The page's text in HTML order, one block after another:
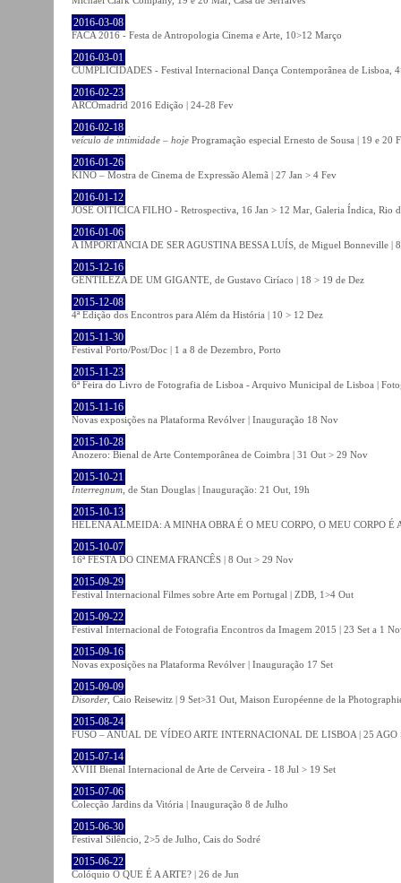
2016-03-08
FACA 2016 - Festa de Antropologia Cinema e Arte, 10>12 Março
2016-03-01
CUMPLICIDADES - Festival Internacional Dança Contemporânea de Lisboa,
2016-02-23
ARCOmadrid 2016 Edição | 24-28 Fev
2016-02-18
veículo de intimidade – hoje Programação especial Ernesto de Sousa | 19 e 20
2016-01-26
KINO – Mostra de Cinema de Expressão Alemã | 27 Jan > 4 Fev
2016-01-12
JOSÉ OITICICA FILHO - Retrospectiva, 16 Jan > 12 Mar, Galeria Índica, Rio
2016-01-06
A IMPORTÂNCIA DE SER AGUSTINA BESSA LUÍS, de Miguel Bonneville |
2015-12-16
GENTILEZA DE UM GIGANTE, de Gustavo Ciríaco | 18 > 19 de Dez
2015-12-08
4ª Edição dos Encontros para Além da História | 10 > 12 Dez
2015-11-30
Festival Porto/Post/Doc | 1 a 8 de Dezembro, Porto
2015-11-23
6ª Feira do Livro de Fotografia de Lisboa - Arquivo Municipal de Lisboa |
2015-11-16
Novas exposições na Plataforma Revólver | Inauguração 18 Nov
2015-10-28
Anozero: Bienal de Arte Contemporânea de Coimbra | 31 Out > 29 Nov
2015-10-21
Interregnum , de Stan Douglas | Inauguração: 21 Out, 19h
2015-10-13
HELENA ALMEIDA: A MINHA OBRA É O MEU CORPO, O MEU CORPO É
2015-10-07
16ª FESTA DO CINEMA FRANCÊS | 8 Out > 29 Nov
2015-09-29
Festival Internacional Filmes sobre Arte em Portugal | ZDB, 1>4 Out
2015-09-22
Festival Internacional de Fotografia Encontros da Imagem 2015 | 23 Set a 1
2015-09-16
Novas exposições na Plataforma Revólver | Inauguração 17 Set
2015-09-09
Disorder, Caio Reisewitz | 9 Set>31 Out, Maison Européenne de la
2015-08-24
FUSO – ANUAL DE VÍDEO ARTE INTERNACIONAL DE LISBOA | 25 AGO
2015-07-14
XVIII Bienal Internacional de Arte de Cerveira - 18 Jul > 19 Set
2015-07-06
Colecção Jardins da Vitória | Inauguração 8 de Julho
2015-06-30
Festival Silêncio, 2>5 de Julho, Cais do Sodré
2015-06-22
Colóquio O QUE É A ARTE? | 26 de Jun